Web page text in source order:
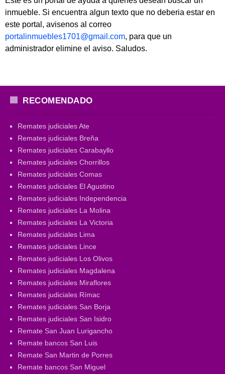
inmueble. Si encuentra algun texto que no deberia estar en
este portal, avisenos al correo
portalinmuebles1701@gmail.com, para que un
administrador elimine el aviso. Saludos.
RECOMENDADO
Remates judiciales Ate
Remates judiciales Breña
Remates judiciales Carabayllo
Remates judiciales Chorrillos
Remates judiciales Comas
Remates judiciales El Agustino
Remates judiciales Independencia
Remates judiciales La Molina
Remates judiciales La Victoria
Remates judiciales Lima
Remates judiciales Lince
Remates judiciales Los Olivos
Remates judiciales Magdalena
Remates judiciales Miraflores
Remates judiciales Rímac
Remates judiciales San Borja
Remates judiciales San Isidro
Remate San Juan Lurigancho
Remate bancos San Luis
Remate San Martin de Porres
Remate bancos San Miguel